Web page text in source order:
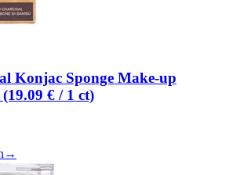
Konjac Sponge Make-up
€ / 1 ct)
→